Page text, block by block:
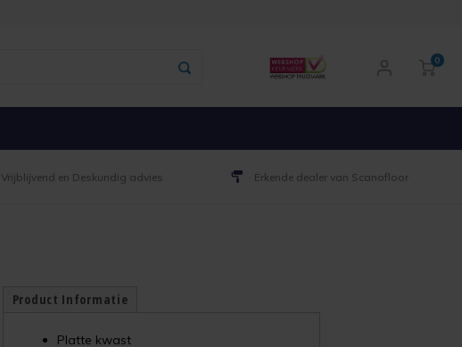
0
Vrijblijvend en Deskundig advies Erkende dealer van Scanofloor
Product Informatie
Platte kwast